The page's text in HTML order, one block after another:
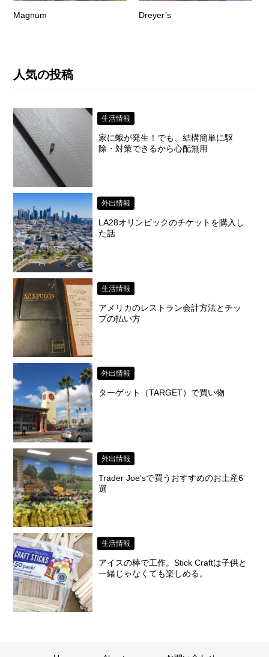
Magnum Dreyer’s
人気の投稿
生活情報
家に蛾が発生！でも、結構簡単に駆
除・対策できるから心配無用
外出情報
LA28オリンピックのチケットを購入し
た話
生活情報
アメリカのレストラン会計方法とチッ
プの払い方
外出情報
ターゲット（TARGET）で買い物
外出情報
Trader Joe’sで買うおすすめのお土産6
選
生活情報
アイスの棒で工作。Stick Craftは子供と
一緒じゃなくても楽しめる。